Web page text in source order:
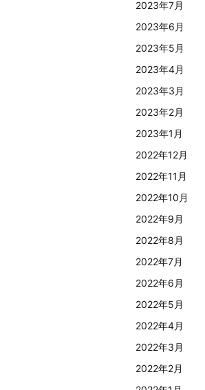
2023年7月
2023年6月
2023年5月
2023年4月
2023年3月
2023年2月
2023年1月
2022年12月
2022年11月
2022年10月
2022年9月
2022年8月
2022年7月
2022年6月
2022年5月
2022年4月
2022年3月
2022年2月